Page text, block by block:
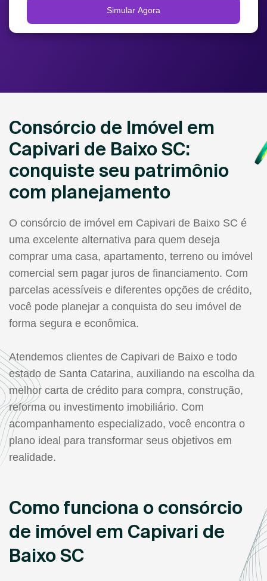
Simular Agora
Consórcio de Imóvel em
Capivari de Baixo SC:
conquiste seu patrimônio
com planejamento
O consórcio de imóvel em Capivari de Baixo SC é
uma excelente alternativa para quem deseja
comprar uma casa, apartamento, terreno ou imóvel
comercial sem pagar juros de financiamento. Com
parcelas acessíveis e diferentes opções de crédito,
você pode planejar a conquista do seu imóvel de
forma segura e econômica.
Atendemos clientes de Capivari de Baixo e todo
estado de Santa Catarina, auxiliando na escolha da
melhor carta de crédito para compra, construção,
reforma ou investimento imobiliário. Com
acompanhamento especializado, você encontra o
plano ideal para transformar seus objetivos em
realidade.
Como funciona o consórcio
de imóvel em Capivari de
Baixo SC